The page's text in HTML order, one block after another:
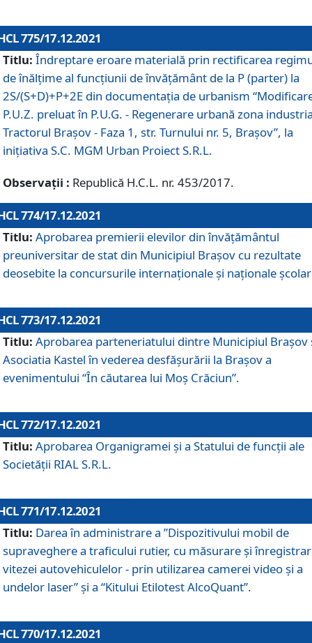
775/17.12.2021
Titlu: Îndreptare eroare materială prin rectificarea
de înălţime al funcţiunii de învăţământ de la P (parter) la
2S/(S+D)+P+2E din documentaţia de urbanism
P.U.Z. preluat în P.U.G. - Regenerare urbană zona
Tractorul Braşov - Faza 1, str. Turnului nr. 5, Braşov”, la
iniţiativa S.C. MGM Urban Proiect S.R.L.
Observații : Republică H.C.L. nr. 453/2017.
774/17.12.2021
Titlu: Aprobarea premierii elevilor din învățământul
preuniversitar de stat din Municipiul Brașov cu rezultate
deosebite la concursurile internaționale și naționale
773/17.12.2021
Titlu: Aprobarea parteneriatului dintre Municipiul Brașov
Asociatia Kastel în vederea desfăşurării la Brașov a
evenimentului “În căutarea lui Moș Crăciun”.
772/17.12.2021
Titlu: Aprobarea Organigramei şi a Statului de funcţii ale
Societăţii RIAL S.R.L.
771/17.12.2021
Titlu: Darea în administrare a ”Dispozitivului mobil de
supraveghere a traficului rutier, cu măsurare și
vitezei autovehiculelor - prin utilizarea camerei video și a
undelor laser” și a “Kitului Etilotest AlcoQuant”.
770/17.12.2021